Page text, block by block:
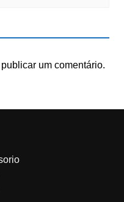
um comentário.